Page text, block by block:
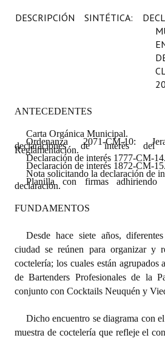
Concejales Mandato Cumplido
Carta Orgánica 2007
Reglamento Interno
DOCUMENTOS
Informes de Gestión
Dictámenes Asesoría Letrada
DESCRIPCIÓN SINTÉTICA:
ANTECEDENTES
Carta Orgánica Municipal.
Ordenanza 2071-CM-10:
declaraciones de interés del
Reglamentación.
Declaración de interés 1777-CM-14.
Declaración de interés 1872-CM-15.
Nota solicitando la declaración de
Planilla con firmas
declaración.
FUNDAMENTOS
Desde hace siete años,
ciudad se reúnen para organizar y
coctelería; los cuales están agrupados
de Bartenders Profesionales de la
conjunto con Cocktails Neuquén y
Dicho encuentro se diagrama con
muestra de coctelería que refleje el